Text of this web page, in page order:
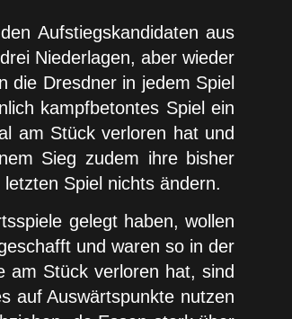
Aufstiegskandidaten aus
Niederlagen, aber wieder
die Dresdner in jedem Spiel
kampfbetontes Spiel ein
am Stück verloren hat und
Sieg zudem ihre bisher
Spiel nichts ändern.
gelegt haben, wollen
und waren so in der
am Stück verloren hat, sind
auf Auswärtspunkte nutzen